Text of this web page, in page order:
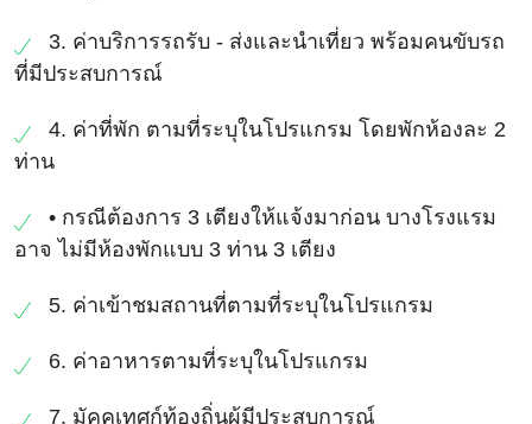
3. ค่าบริการรถรับ - ส่งและนําเที่ยว พร้อมคนขับรถ
ที่มีประสบการณ์
4. ค่าที่พัก ตามที่ระบุในโปรแกรม โดยพักห้องละ 2
ท่าน
• กรณีต้องการ 3 เตียงให้แจ้งมาก่อน บางโรงแรม
อาจ ไม่มีห้องพักแบบ 3 ท่าน 3 เตียง
5. ค่าเข้าชมสถานที่ตามที่ระบุในโปรแกรม
6. ค่าอาหารตามที่ระบุในโปรแกรม
7. มัคคุเทศก์ท้องถิ่นผู้มีประสบการณ์